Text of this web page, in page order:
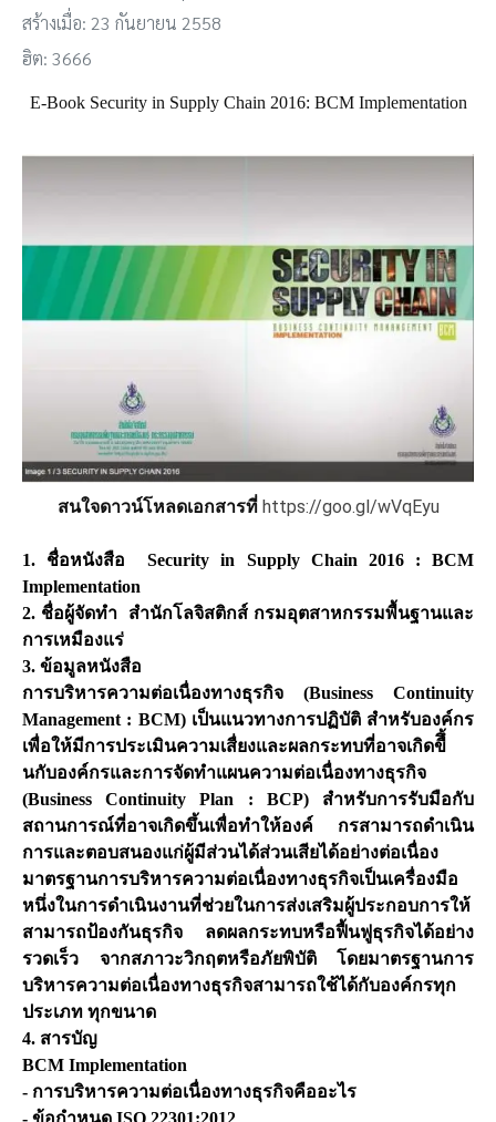
สร้างเมื่อ: 23 กันยายน 2558
ฮิต: 3666
E-Book Security in Supply Chain 2016: BCM Implementation
สนใจดาวน์โหลดเอกสารที่ https://goo.gl/wVqEyu
1. ชื่อหนังสือ Security in Supply Chain 2016 : BCM
Implementation
2. ชื่อผู้จัดทำ สำนักโลจิสติกส์ กรมอุตสาหกรรมพื้นฐานและ
การเหมืองแร่
3. ข้อมูลหนังสือ
การบริหารความต่อเนื่องทางธุรกิจ (Business Continuity
Management : BCM) เป็นแนวทางการปฏิบัติ สำหรับองค์กร
เพื่อให้มีการประเมินความเสื่ยงและผลกระทบที่อาจเกิดขืึ้
นกับองค์กรและการจัดทำแผนความต่อเนื่องทางธุรกิจ
(Business Continuity Plan : BCP) สำหรับการรับมือกับ
สถานการณ์ที่อาจเกิดขึ้นเพื่อทำให้องค์ กรสามารถดำเนิน
การและตอบสนองแก่ผู้มีส่วนได้ส่วนเสียได้อย่างต่อเนื่อง
มาตรฐานการบริหารความต่อเนื่องทางธุรกิจเป็นเครื่องมือ
หนึ่งในการดำเนินงานที่ช่วยในการส่งเสริมผู้ประกอบการให้
สามารถป้องกันธุรกิจ ลดผลกระทบหรือฟื้นฟูธุรกิจได้อย่าง
รวดเร็ว จากสภาวะวิกฤตหรือภัยพิบัติ โดยมาตรฐานการ
บริหารความต่อเนื่องทางธุรกิจสามารถใช้ได้กับองค์กรทุก
ประเภท ทุกขนาด
4. สารบัญ
BCM Implementation
- การบริหารความต่อเนื่องทางธุรกิจคืออะไร